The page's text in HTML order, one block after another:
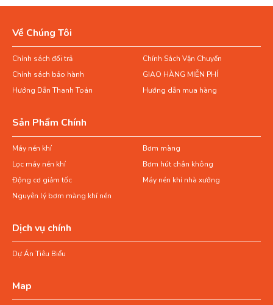
Về Chúng Tôi
Chính sách đổi trả
Chính Sách Vận Chuyển
Chính sách bảo hành
GIAO HÀNG MIỄN PHÍ
Hướng Dẫn Thanh Toán
Hướng dẫn mua hàng
Sản Phẩm Chính
Máy nén khí
Bơm màng
Lọc máy nén khí
Bơm hút chân không
Động cơ giảm tốc
Máy nén khí nhà xưởng
Nguyên lý bơm màng khí nén
Dịch vụ chính
Dự Án Tiêu Biểu
Map